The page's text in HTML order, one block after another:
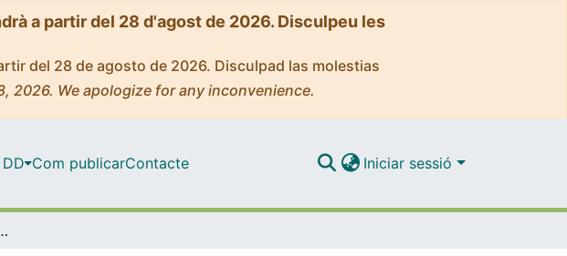
a partir del 28 d'agost de 2026. Disculpeu les
del 28 de agosto de 2026. Disculpad las molestias
2026. We apologize for any inconvenience.
Com publicarContacte Iniciar sessió
synthesis of lycopodium alkaloids